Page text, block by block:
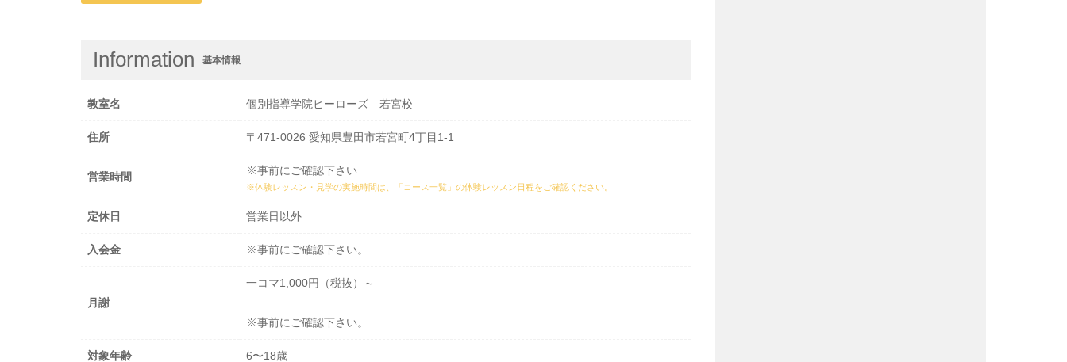
Information 基本情報
教室名 個別指導学院ヒーローズ 若宮校
住所 〒471-0026 愛知県豊田市若宮町4丁目1-1
営業時間 ※事前にご確認下さい
※体験レッスン・見学の実施時間は、 「コース一覧」の体験レッスン日程をご確認ください。
定休日 営業日以外
入会金 ※事前にご確認下さい。
月謝
一コマ1,000円（税抜）～
※事前にご確認下さい。
対象年齢 6〜18歳